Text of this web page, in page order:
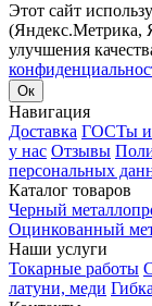
Этот сайт
(Яндекс.Метрика,
улучшения
Ок
Навигация
Доставка ГОСТы
у нас Отзывы
персональных
Каталог товаров
Черный
Оцинкованный
Наши услуги
Токарные работы
латуни, меди